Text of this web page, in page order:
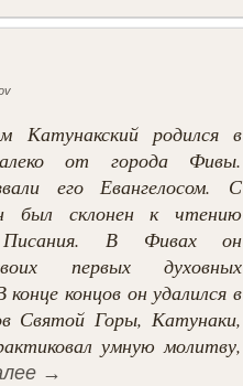
Катунакский родился в
от города Фивы.
его Евангелосом. С
был склонен к чтению
Писания. В Фивах он
первых духовных
концов он удалился в
Святой Горы, Катунаки,
умную молитву,
→